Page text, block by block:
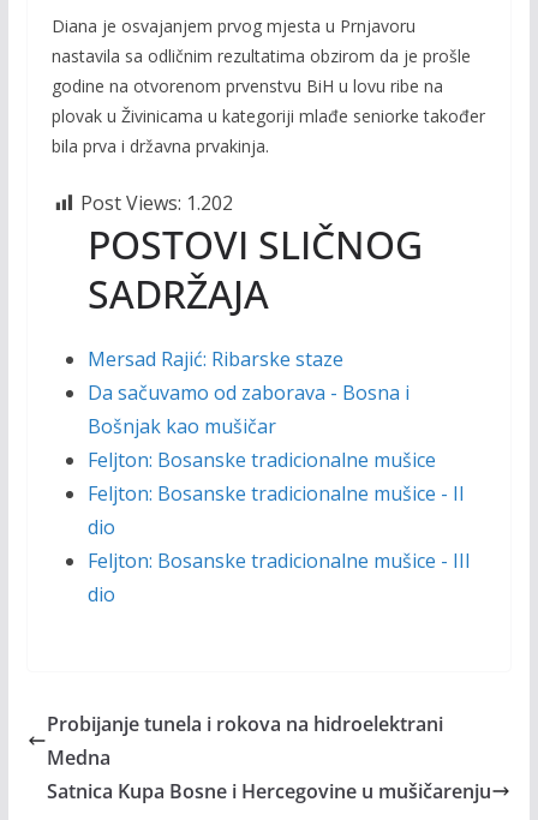
Diana je osvajanjem prvog mjesta u Prnjavoru
nastavila sa odličnim rezultatima obzirom da je prošle
godine na otvorenom prvenstvu BiH u lovu ribe na
plovak u Živinicama u kategoriji mlađe seniorke također
bila prva i državna prvakinja.
Post Views: 1.202
POSTOVI SLIČNOG
SADRŽAJA
Mersad Rajić: Ribarske staze
Da sačuvamo od zaborava - Bosna i
Bošnjak kao mušičar
Feljton: Bosanske tradicionalne mušice
Feljton: Bosanske tradicionalne mušice - II
dio
Feljton: Bosanske tradicionalne mušice - III
dio
Probijanje tunela i rokova na hidroelektrani
Medna
Satnica Kupa Bosne i Hercegovine u mušičarenju